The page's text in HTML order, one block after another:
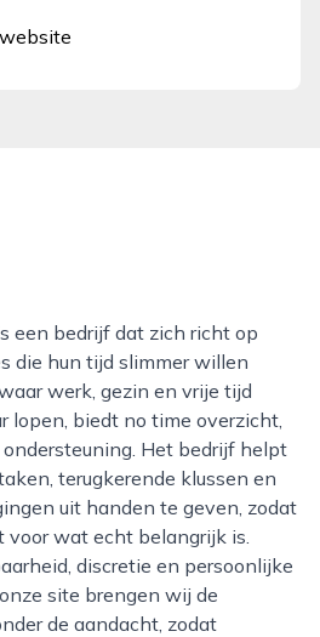
die hun tijd slimmer willen
werk, gezin en vrije tijd
lopen, biedt no time overzicht,
Het bedrijf helpt
terugkerende klussen en
uit handen te geven, zodat
voor wat echt belangrijk is.
discretie en persoonlijke
site brengen wij de
de aandacht, zodat